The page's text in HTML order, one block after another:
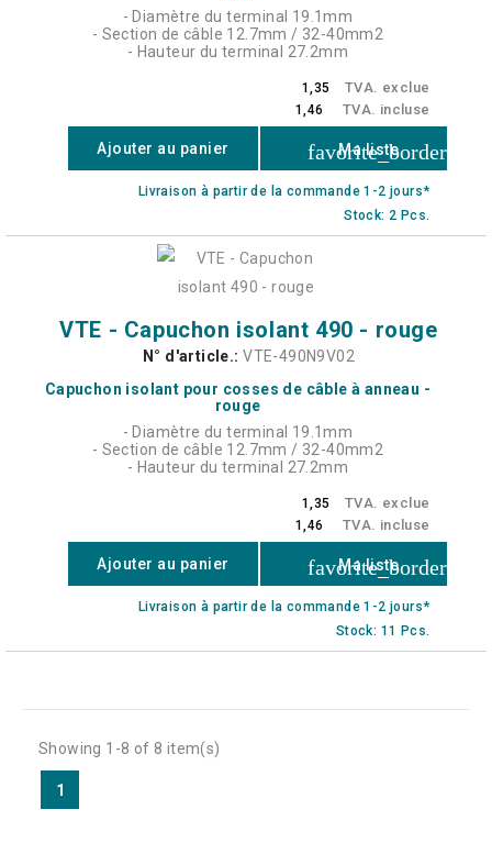
- Diamètre du terminal 19.1mm
- Section de câble 12.7mm / 32-40mm2
- Hauteur du terminal 27.2mm
1,35 TVA. exclue
1,46 TVA. incluse
Ajouter au panier favorite_border
Ma liste
Livraison à partir de la commande 1-2 jours*
Stock: 2 Pcs.
VTE - Capuchon isolant 490 - rouge
N° d'article.: VTE-490N9V02
Capuchon isolant pour cosses de câble à anneau -
rouge
- Diamètre du terminal 19.1mm
- Section de câble 12.7mm / 32-40mm2
- Hauteur du terminal 27.2mm
1,35 TVA. exclue
1,46 TVA. incluse
Ajouter au panier favorite_border
Ma liste
Livraison à partir de la commande 1-2 jours*
Stock: 11 Pcs.
Showing 1-8 of 8 item(s)
1